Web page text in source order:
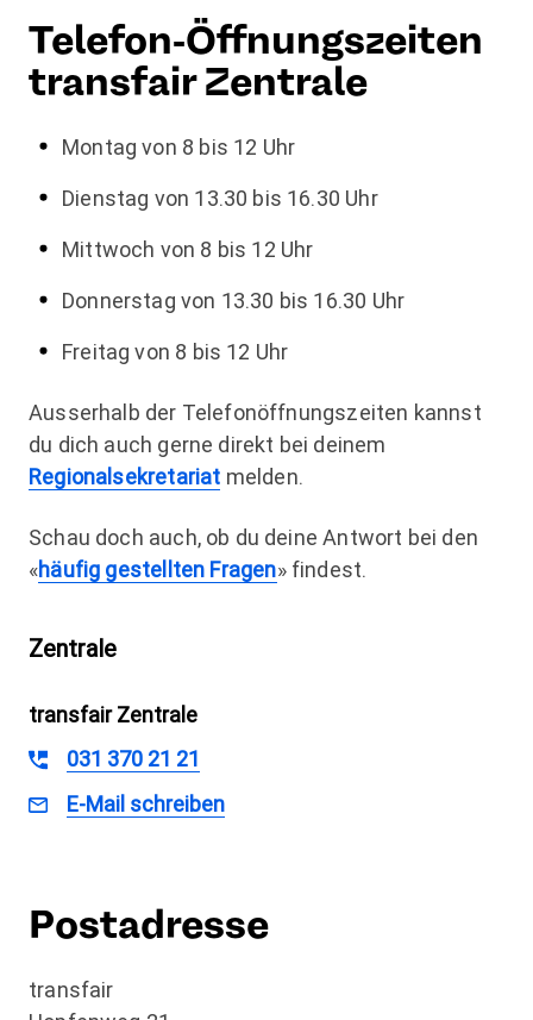
Telefon-Öffnungszeiten
transfair Zentrale
Montag von 8 bis 12 Uhr
Dienstag von 13.30 bis 16.30 Uhr
Mittwoch von 8 bis 12 Uhr
Donnerstag von 13.30 bis 16.30 Uhr
Freitag von 8 bis 12 Uhr
Ausserhalb der Telefonöffnungszeiten kannst
du dich auch gerne direkt bei deinem
Regionalsekretariat melden.
Schau doch auch, ob du deine Antwort bei den
«häufig gestellten Fragen» findest.
Zentrale
transfair Zentrale
031 370 21 21
E-Mail schreiben
Postadresse
transfair